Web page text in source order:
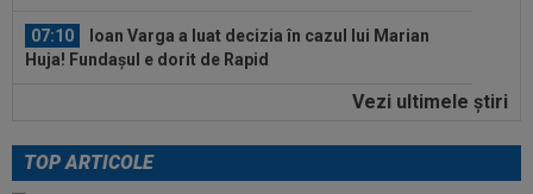
07:10
Ioan Varga a luat decizia în cazul lui Marian
Huja! Fundașul e dorit de Rapid
Reacția total neașteptată a lui Nuno Campos,
08:25
Lovitură uriașă: abia transferat de
Vezi ultimele ştiri
TOP ARTICOLE